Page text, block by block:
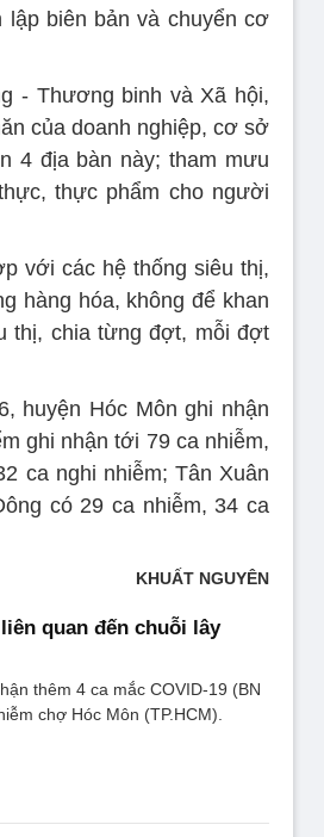
biên bản và chuyển cơ
- Thương binh và Xã hội,
của doanh nghiệp, cơ sở
4 địa bàn này; tham mưu
thực phẩm cho người
với các hệ thống siêu thị,
hàng hóa, không để khan
thị, chia từng đợt, mỗi đợt
huyện Hóc Môn ghi nhận
ghi nhận tới 79 ca nhiễm,
ca nghi nhiễm; Tân Xuân
có 29 ca nhiễm, 34 ca
KHUẤT NGUYÊN
quan đến chuỗi lây
thêm 4 ca mắc COVID-19 (BN
chợ Hóc Môn (TP.HCM).